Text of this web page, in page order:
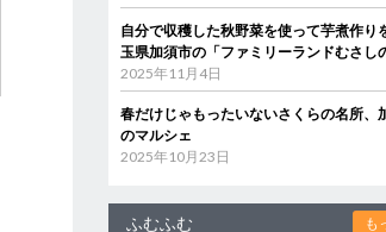
自分で収穫した秋野菜を使って芋煮作
玉県加須市の「ファミリーランドむさし
2025年11月4日
春だけじゃもったいないさくらの名所、
のマルシェ
2025年10月23日
ふむふむ も